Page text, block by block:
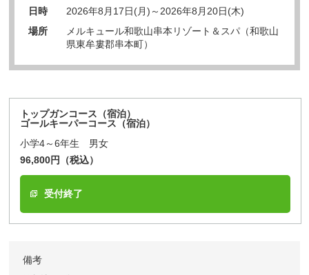
日時
2026年8月17日(月)～2026年8月20日(木)
場所
メルキュール和歌山串本リゾート＆スパ（和歌山
県東牟婁郡串本町）
トップガンコース（宿泊）
ゴールキーパーコース（宿泊）
小学4～6年生 男女
96,800円（税込）
受付終了
備考